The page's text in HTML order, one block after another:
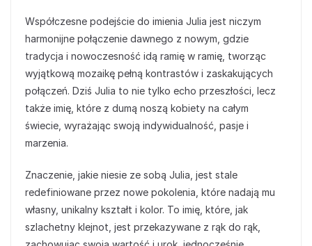
Współczesne podejście do imienia Julia jest niczym
harmonijne połączenie dawnego z nowym, gdzie
tradycja i nowoczesność idą ramię w ramię, tworząc
wyjątkową mozaikę pełną kontrastów i zaskakujących
połączeń. Dziś Julia to nie tylko echo przeszłości, lecz
także imię, które z dumą noszą kobiety na całym
świecie, wyrażając swoją indywidualność, pasje i
marzenia.
Znaczenie, jakie niesie ze sobą Julia, jest stale
redefiniowane przez nowe pokolenia, które nadają mu
własny, unikalny kształt i kolor. To imię, które, jak
szlachetny klejnot, jest przekazywane z rąk do rąk,